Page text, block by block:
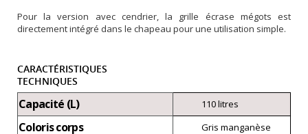
Pour la version avec cendrier, la grille écrase mégots est
directement intégré dans le chapeau pour une utilisation simple.
CARACTÉRISTIQUES
TECHNIQUES
Capacité (L) 110 litres
Coloris corps Gris manganèse